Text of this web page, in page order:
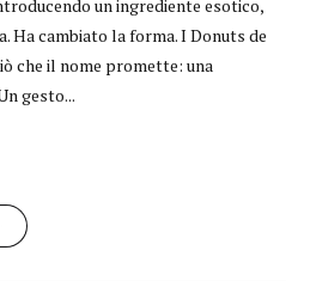
un ingrediente esotico,
Ha cambiato la forma. I Donuts de
che il nome promette: una
gesto...